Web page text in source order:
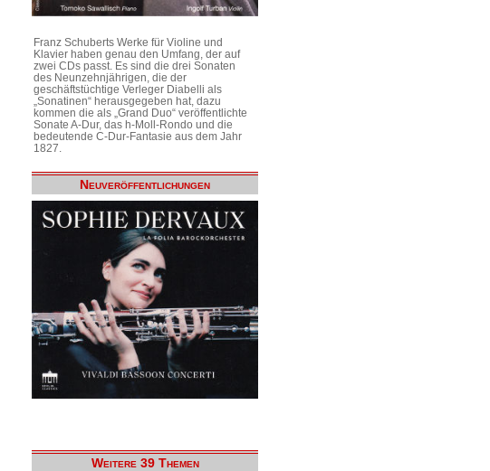
Franz Schuberts Werke für Violine und
Klavier haben genau den Umfang, der auf
zwei CDs passt. Es sind die drei Sonaten
des Neunzehnjährigen, die der
geschäftstüchtige Verleger Diabelli als
„Sonatinen“ herausgegeben hat, dazu
kommen die als „Grand Duo“ veröffentlichte
Sonate A-Dur, das h-Moll-Rondo und die
bedeutende C-Dur-Fantasie aus dem Jahr
1827.
Neuveröffentlichungen
Weitere 39 Themen